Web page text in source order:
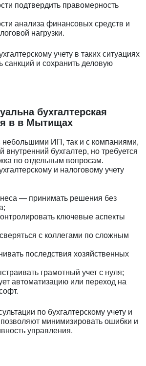
подтвердить правомерность
анализа финансовых средств и
нагрузки.
учету в таких ситуациях
санкций и сохранить деловую
бухгалтерская
в в Мытищах
небольшими ИП, так и с компаниями,
внутренний бухгалтер, но требуется
по отдельным вопросам.
и налоговому учету
— принимать решения без
ключевые аспекты
с коллегами по сложным
последствия хозяйственных
грамотный учет с нуля;
автоматизацию или переход на
по бухгалтерскому учету и
минимизировать ошибки и
управления.